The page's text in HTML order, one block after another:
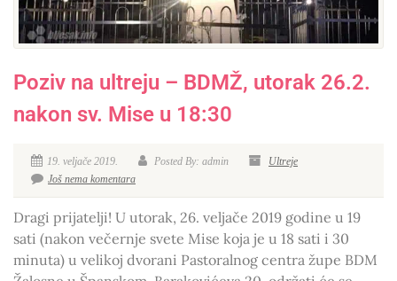
Poziv na ultreju – BDMŽ, utorak 26.2.
nakon sv. Mise u 18:30
19. veljače 2019. Posted By: admin
Ultreje
Još nema komentara
Dragi prijatelji! U utorak, 26. veljače 2019 godine u 19
sati (nakon večernje svete Mise koja je u 18 sati i 30
minuta) u velikoj dvorani Pastoralnog centra župe BDM